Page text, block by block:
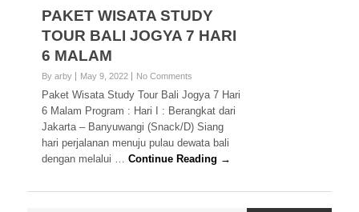
PAKET WISATA STUDY
TOUR BALI JOGYA 7 HARI
6 MALAM
By arby May 9, 2022 No Comments
Paket Wisata Study Tour Bali Jogya 7 Hari
6 Malam Program : Hari I : Berangkat dari
Jakarta – Banyuwangi (Snack/D) Siang
hari perjalanan menuju pulau dewata bali
dengan melalui …Continue Reading →